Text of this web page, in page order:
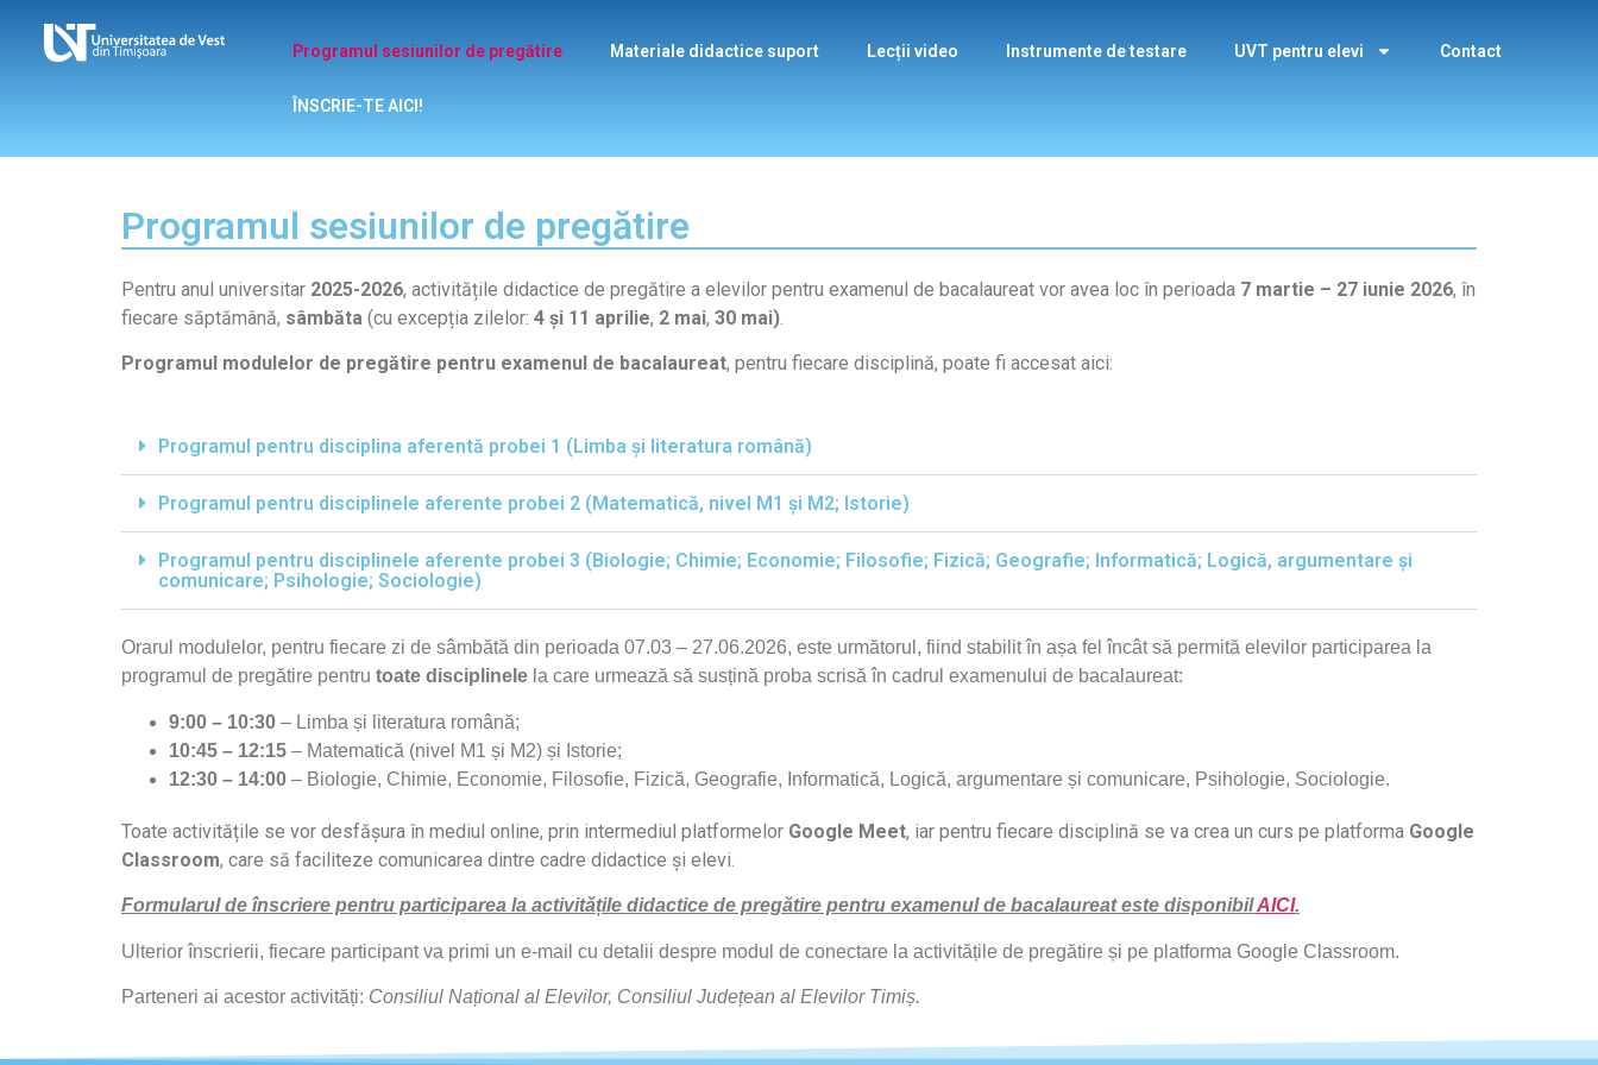
Programul sesiunilor de pregătire Materiale didactice suport Lecții video Instrumente de testare UVT pentru elevi Contact
ÎNSCRIE-TE AICI!
Programul sesiunilor de pregătire
Pentru anul universitar 2025-2026, activitățile didactice de pregătire a elevilor pentru examenul de bacalaureat vor avea loc în perioada 7 martie – 27 iunie 2026, în
fiecare săptămână, sâmbăta (cu excepția zilelor: 4 și 11 aprilie, 2 mai, 30 mai)
Programul modulelor de pregătire pentru examenul de bacalaureat, pentru fiecare disciplină, poate fi accesat aici:
Programul pentru disciplina aferentă probei 1 (Limba și literatura română)
Programul pentru disciplinele aferente probei 2 (Matematică, nivel M1 și M2; Istorie)
Programul pentru disciplinele aferente probei 3 (Biologie; Chimie; Economie; Filosofie; Fizică; Geografie; Informatică; Logică, argumentare și
comunicare; Psihologie; Sociologie)
Orarul modulelor, pentru fiecare zi de sâmbătă din perioada 07.03 – 27.06.2026, este următorul, fiind stabilit în așa fel încât să permită elevilor participarea la
programul de pregătire pentru toate disciplinele la care urmează să susțină proba scrisă în cadrul examenului de bacalaureat:
9:00 – 10:30 – Limba și literatura română;
10:45 – 12:15 – Matematică (nivel M1 și M2) și Istorie;
12:30 – 14:00 – Biologie, Chimie, Economie, Filosofie, Fizică, Geografie, Informatică, Logică, argumentare și comunicare, Psihologie, Sociologie.
Toate activitățile se vor desfășura în mediul online, prin intermediul platformelor Google Meet, iar pentru fiecare disciplină se va crea un curs pe platforma Google
Classroom, care să faciliteze comunicarea dintre cadre didactice și elevi.
Formularul de înscriere pentru participarea la activitățile didactice de pregătire pentru examenul de bacalaureat este disponibilAICI.
Ulterior înscrierii, fiecare participant va primi un e-mail cu detalii despre modul de conectare la activitățile de pregătire și pe platforma Google Classroom.
Parteneri ai acestor activități: Consiliul Național al Elevilor, Consiliul Județean al Elevilor Timiș.